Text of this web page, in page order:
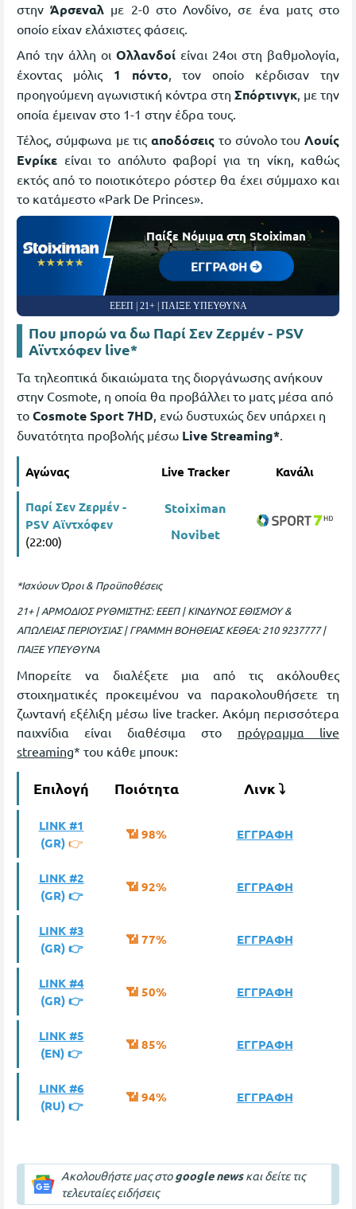
στηνΆρσεναλ με 2-0 στο Λονδίνο, σε ένα ματς στο
οποίο είχαν ελάχιστες φάσεις.
Από την άλλη οι Ολλανδοί είναι 24οι στη βαθμολογία,
έχοντας μόλις 1 πόντο, τον οποίο κέρδισαν την
προηγούμενη αγωνιστική κόντρα στη Σπόρτινγκ, με την
οποία έμειναν στο 1-1 στην έδρα τους.
Τέλος, σύμφωνα με τις αποδόσεις το σύνολο του Λουίς
Ενρίκε είναι το απόλυτο φαβορί για τη νίκη, καθώς
εκτός από το ποιοτικότερο ρόστερ θα έχει σύμμαχο και
το κατάμεστο «Park De Princes».
☆☆☆☆☆
★★★★★
Παίξε Νόμιμα στη Stoiximan
ΕΓΓΡΑΦΗ
ΕΕΕΠ | 21+ | ΠΑΙΞΕ ΥΠΕΥΘΥΝΑ
Που μπορώ να δω Παρί Σεν Ζερμέν - PSV
Αϊντχόφεν live*
Τα τηλεοπτικά δικαιώματα της διοργάνωσης ανήκουν
στην Cosmote, η οποία θα προβάλλει το ματς μέσα από
το Cosmote Sport 7HD, ενώ δυστυχώς δεν υπάρχει η
δυνατότητα προβολής μέσω Live Streaming*.
Αγώνας Live Tracker Κανάλι
Παρί Σεν Ζερμέν -
PSV Αϊντχόφεν
(22:00)
Stoiximan
Novibet
*Ισχύουν Όροι & Προϋποθέσεις
21+ | ΑΡΜΟΔΙΟΣ ΡΥΘΜΙΣΤΗΣ: ΕΕΕΠ | ΚΙΝΔΥΝΟΣ ΕΘΙΣΜΟΥ &
ΑΠΩΛΕΙΑΣ ΠΕΡΙΟΥΣΙΑΣ | ΓΡΑΜΜΗ ΒΟΗΘΕΙΑΣ ΚΕΘΕΑ: 210 9237777 |
ΠΑΙΞΕ ΥΠΕΥΘΥΝΑ
Μπορείτε να διαλέξετε μια από τις ακόλουθες
στοιχηματικές προκειμένου να παρακολουθήσετε τη
ζωντανή εξέλιξη μέσω live tracker. Ακόμη περισσότερα
παιχνίδια είναι διαθέσιμα στο πρόγραμμα live
streaming* του κάθε μπουκ:
Επιλογή Ποιότητα Λινκ ⤵
LINK #1
(GR) 👉
📶 98% ΕΓΓΡΑΦΗ
LINK #2
(GR) 👉
📶 92% ΕΓΓΡΑΦΗ
LINK #3
(GR) 👉
📶 77% ΕΓΓΡΑΦΗ
LINK #4
(GR) 👉
📶 50% ΕΓΓΡΑΦΗ
LINK #5
(ΕΝ) 👉
📶 85% ΕΓΓΡΑΦΗ
LINK #6
(RU) 👉
📶 94% ΕΓΓΡΑΦΗ
Ακολουθήστε μας στοgoogle newsκαι δείτε τις
τελευταίες ειδήσεις